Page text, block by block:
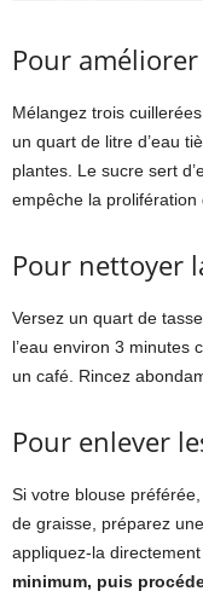
Pour
Mélangez trois
un quart de litre d’eau
plantes. Le sucre sert
empêche la prolifération
Pour nettoyer
Versez un quart de
l’eau environ 3 minutes
un café. Rincez
Pour enlever
Si votre blouse
de graisse, préparez
appliquez-la directement
minimum, puis